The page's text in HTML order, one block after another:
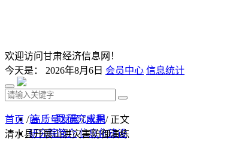
欢迎访问甘肃经济信息网！
今天是： 2026年8月6日 会员中心 信息统计
首 页 研究成果
研究院简介 信息化建设
首页 /高质量发展/水利/ 正文
清水县开展山洪灾害防御演练​